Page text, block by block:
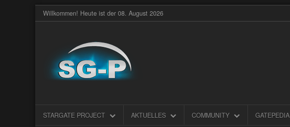
Willkommen! Heute ist der 08. August 2026
STARGATE PROJECT AKTUELLES COMMUNITY GATEPEDIA